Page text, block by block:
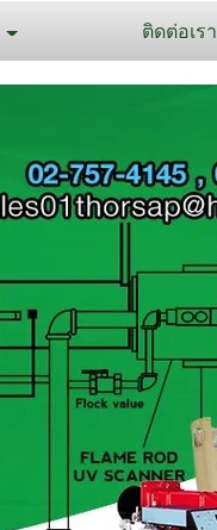
ติดต่อเรา